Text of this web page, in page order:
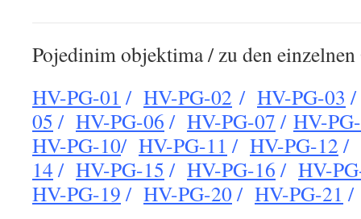
Pojedinim objektima / zu den
HV-PG-01 / HV-PG-02 / HV-PG-03
05 / HV-PG-06 / HV-PG-07 / HV-
HV-PG-10/ HV-PG-11 / HV-PG-12 /
14 / HV-PG-15 / HV-PG-16 / HV-
HV-PG-19 / HV-PG-20/ HV-PG-21